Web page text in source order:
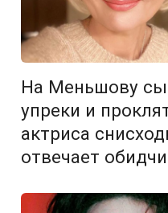
На Меньшову
упреки и
актриса
отвечает